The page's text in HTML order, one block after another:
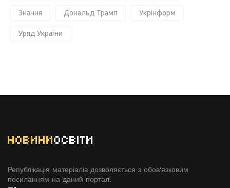
Знання Дональд Трамп Укрінформ
Уряд України
НОВИНИОСВІТИ
Републікація матеріалів дозволяється з обов'язковим
посиланням на даний портал.